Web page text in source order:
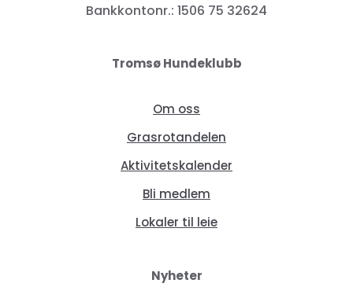
Bankkontonr.: 1506 75 32624
Tromsø Hundeklubb
Om oss
Grasrotandelen
Aktivitetskalender
Bli medlem
Lokaler til leie
Nyheter